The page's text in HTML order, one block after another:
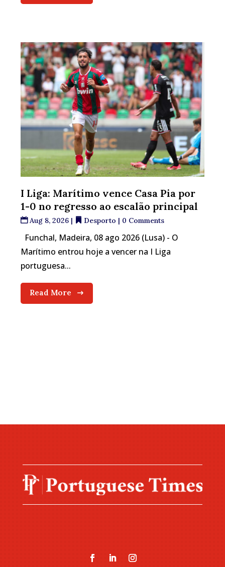
I Liga: Marítimo vence Casa Pia por
1-0 no regresso ao escalão principal
Aug 8, 2026 | Desporto | 0 Comments
Funchal, Madeira, 08 ago 2026 (Lusa) - O
Marítimo entrou hoje a vencer na I Liga
portuguesa...
Read More